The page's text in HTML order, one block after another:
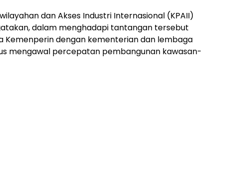
dan Akses Industri Internasional (KPAII)
dalam menghadapi tantangan tersebut
Kemenperin dengan kementerian dan lembaga
mengawal percepatan pembangunan kawasan-